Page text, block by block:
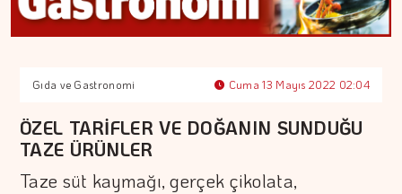
Gıda ve Gastronomi Cuma 13 Mayıs 2022 02:04
ÖZEL TARİFLER VE DOĞANIN SUNDUĞU
TAZE ÜRÜNLER
Taze süt kaymağı, gerçek çikolata,